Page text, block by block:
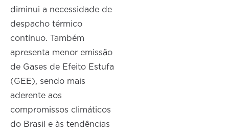
diminui a necessidade de
despacho térmico
contínuo. Também
apresenta menor emissão
de Gases de Efeito Estufa
(GEE), sendo mais
aderente aos
compromissos climáticos
do Brasil e às tendências